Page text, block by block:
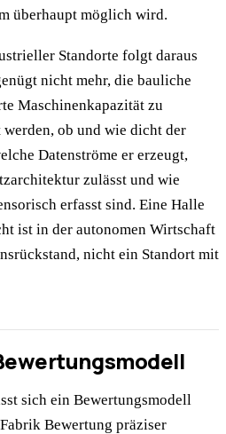
überhaupt möglich wird.
Standorte folgt daraus
nicht mehr, die bauliche
Maschinenkapazität zu
werden, ob und wie dicht der
Datenströme er erzeugt,
zulässt und wie
erfasst sind. Eine Halle
ist in der autonomen Wirtschaft
nicht ein Standort mit
sich ein Bewertungsmodell
Bewertung präziser